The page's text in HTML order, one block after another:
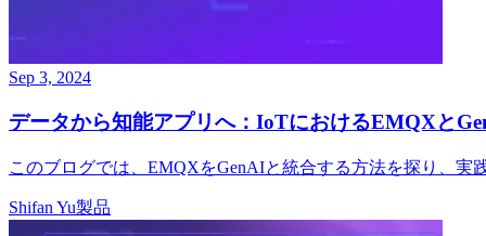
Sep 3, 2024
データから知能アプリへ：IoTにおけるEMQXと
このブログでは、EMQXをGenAIと統合する方法を探り、実
Shifan Yu製品